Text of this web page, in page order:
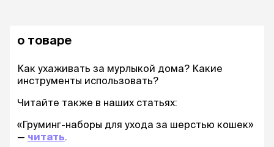
о товаре
Как ухаживать за мурлыкой дома? Какие
инструменты использовать?
Читайте также в наших статьях:
«Груминг-наборы для ухода за шерстью кошек»
— читать.